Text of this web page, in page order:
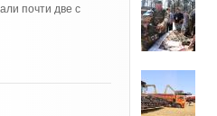
почти две с